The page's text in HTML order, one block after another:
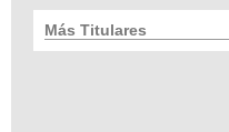
Más Titulares